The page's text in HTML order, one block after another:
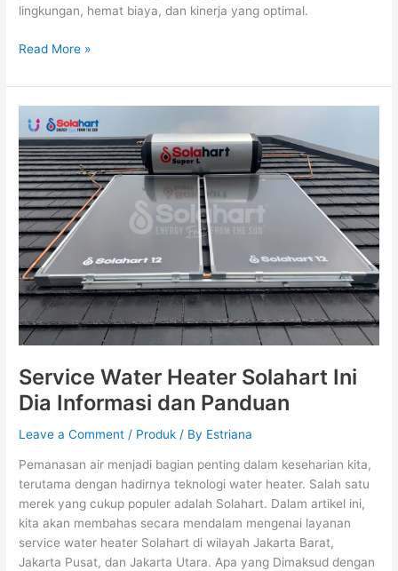
lingkungan, hemat biaya, dan kinerja yang optimal.
Read More »
Service Water Heater Solahart Ini
Dia Informasi dan Panduan
Leave a Comment / Produk / By Estriana
Pemanasan air menjadi bagian penting dalam keseharian kita,
terutama dengan hadirnya teknologi water heater. Salah satu
merek yang cukup populer adalah Solahart. Dalam artikel ini,
kita akan membahas secara mendalam mengenai layanan
service water heater Solahart di wilayah Jakarta Barat,
Jakarta Pusat, dan Jakarta Utara. Apa yang Dimaksud dengan
Service
Water
Heater
Solahart
Ini
Dia
Informasi
dan
Panduan